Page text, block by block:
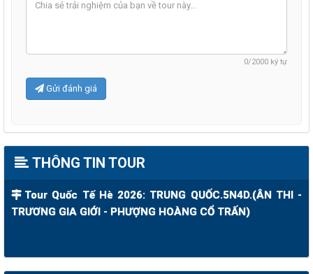
0/2000 ký tự
Gửi đánh giá
THÔNG TIN TOUR
Tour Quốc Tế Hè 2026: TRUNG QUỐC.5N4D.(ÂN THI -
TRƯƠNG GIA GIỚI - PHƯỢNG HOÀNG CỔ TRẤN)